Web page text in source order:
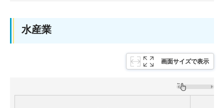
水産業
画面サイズで表示